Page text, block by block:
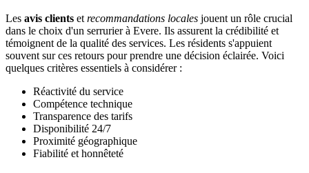
Les avis clients et recommandations locales jouent un rôle crucial
dans le choix d'un serrurier à Evere. Ils assurent la crédibilité et
témoignent de la qualité des services. Les résidents s'appuient
souvent sur ces retours pour prendre une décision éclairée. Voici
quelques critères essentiels à considérer :
Réactivité du service
Compétence technique
Transparence des tarifs
Disponibilité 24/7
Proximité géographique
Fiabilité et honnêteté